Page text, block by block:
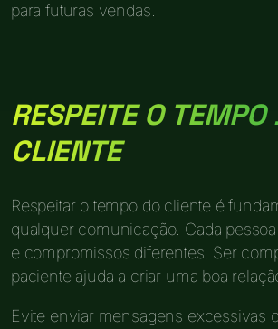
para futuras vendas.
RESPEITE O TEMPO
CLIENTE
Respeitar o tempo do cliente é
qualquer comunicação. Cada
e compromissos diferentes. Ser
paciente ajuda a criar uma boa
Evite enviar mensagens excessivas